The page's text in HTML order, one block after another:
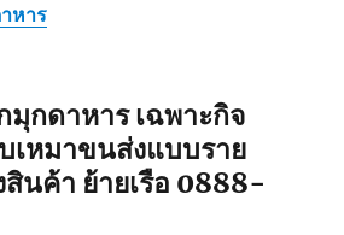
หาร
กดาหาร เฉพาะกิจ
เหมาขนส่งแบบราย
สินค้า ย้ายเรือ 0888-